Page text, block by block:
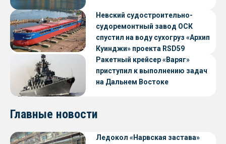
Невский судостроительно-
судоремонтный завод ОСК
спустил на воду сухогруз «Архип
Куинджи» проекта RSD59
Ракетный крейсер «Варяг»
приступил к выполнению задач
на Дальнем Востоке
Главные новости
Ледокол «Нарвская застава»